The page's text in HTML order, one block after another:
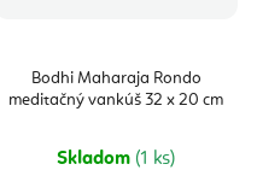
Bodhi Maharaja Rondo
meditačný vankúš 32 x 20 cm
Skladom (1 ks)